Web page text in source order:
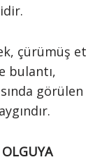
çürümüş et
bulantı,
görülen